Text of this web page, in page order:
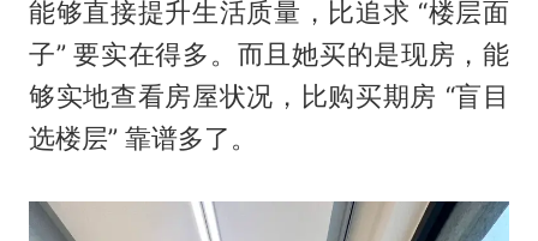
能够直接提升生活质量，比追求 “楼层面
子” 要实在得多。而且她买的是现房，能
够实地查看房屋状况，比购买期房 “盲目
选楼层” 靠谱多了。